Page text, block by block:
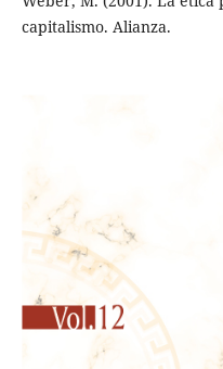
capitalismo. Alianza.